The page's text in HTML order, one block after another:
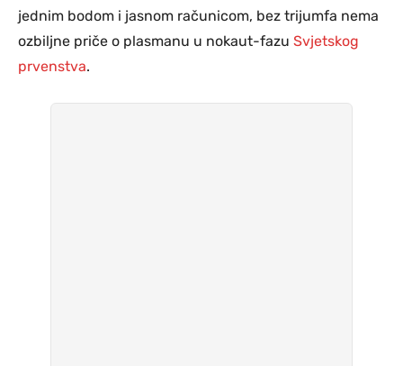
jednim bodom i jasnom računicom, bez trijumfa nema
ozbiljne priče o plasmanu u nokaut-fazu Svjetskog
prvenstva.